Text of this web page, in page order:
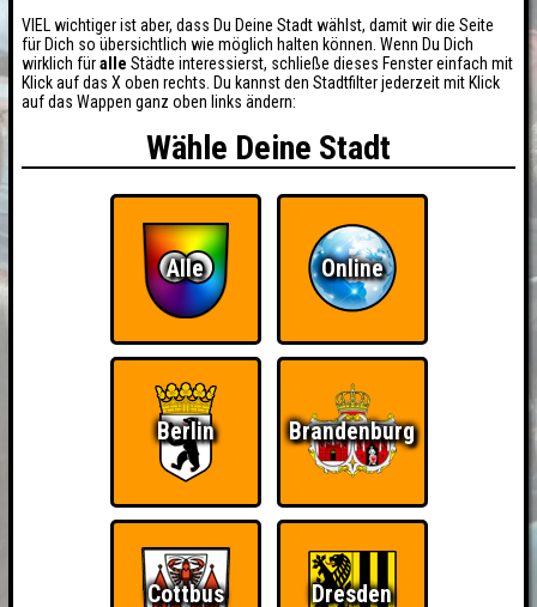
VIEL wichtiger ist aber, dass Du Deine Stadt wählst, damit wir die Seite
für Dich so übersichtlich wie möglich halten können. Wenn Du Dich
wirklich füralle Städte interessierst, schließe dieses Fenster einfach mit
Klick auf das X oben rechts. Du kannst den Stadtfilter jederzeit mit Klick
auf das Wappen ganz oben links ändern:
Wähle Deine Stadt
Alle Online
Berlin Brandenburg
Cottbus Dresden